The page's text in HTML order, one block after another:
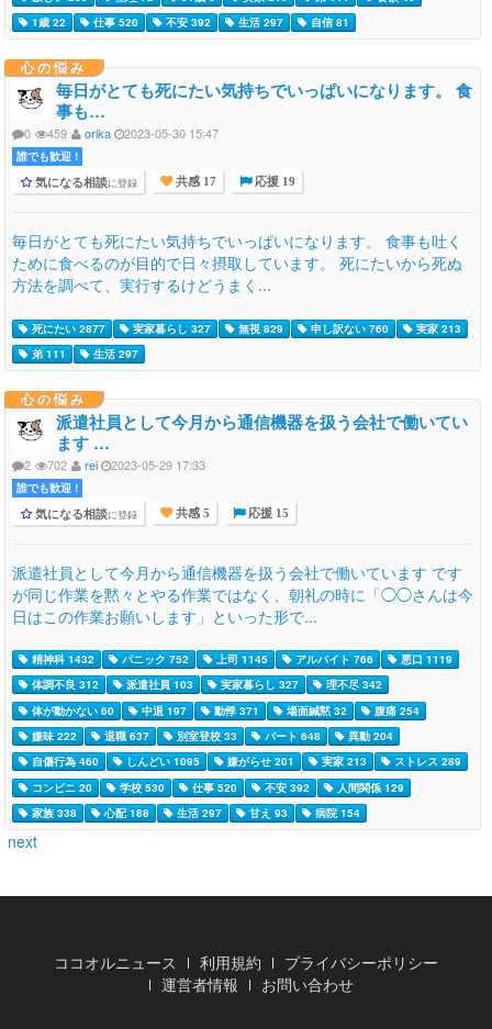
1歳 22
仕事 520 不安 392 生活 297 自信 81
心の悩み
毎日がとても死にたい気持ちでいっぱいになります。 食
事も…
0 459 orika 2023-05-30 15:47
誰でも歓迎 !
気になる相談に登録 共感 17 応援 19
毎日がとても死にたい気持ちでいっぱいになります。 食事も吐く
ために食べるのが目的で日々摂取しています。 死にたいから死ぬ
方法を調べて、実行するけどうまく...
死にたい 2877 実家暮らし 327 無視 829 申し訳ない 760
実家 213
弟 111
生活 297
心の悩み
派遣社員として今月から通信機器を扱う会社で働いてい
ます …
2 702 rei 2023-05-29 17:33
誰でも歓迎 !
気になる相談に登録 共感 5 応援 15
派遣社員として今月から通信機器を扱う会社で働いています です
が同じ作業を黙々とやる作業ではなく、朝礼の時に「◯◯さんは今
日はこの作業お願いします」といった形で...
精神科 1432 パニック 752 上司 1145 アルバイト 766
悪口 1119
体調不良 312
派遣社員 103 実家暮らし 327
理不尽 342
体が動かない 60
中退 197 動悸 371 場面緘黙 32
腹痛 254
嫌味 222
退職 637 別室登校 33 パート 648
異動 204
自傷行為 460
しんどい 1095 嫌がらせ 201 実家 213
ストレス 289
コンビニ 20
学校 530 仕事 520 不安 392
人間関係 129
家族 338
心配 188 生活 297 甘え 93 病院 154
next
ココオルニュース 利用規約
プライバシーポリシー
運営者情報
お問い合わせ